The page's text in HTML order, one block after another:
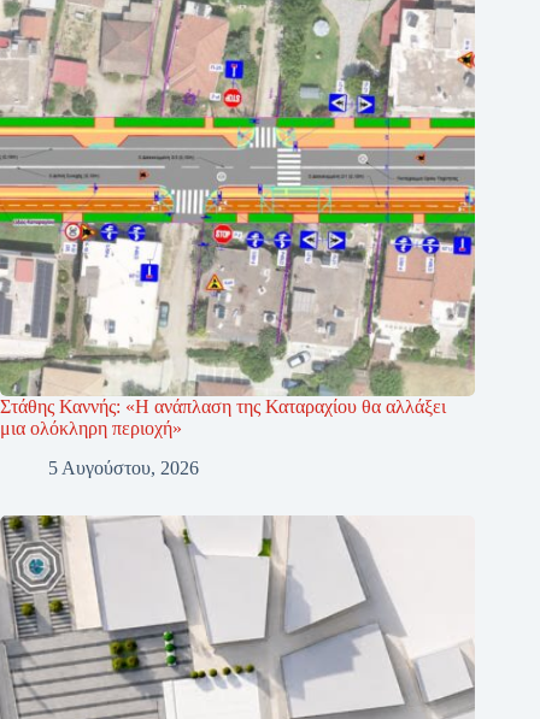
Στάθης Καννής: «Η ανάπλαση της Καταραχίου θα αλλάξει
μια ολόκληρη περιοχή»
5 Αυγούστου, 2026